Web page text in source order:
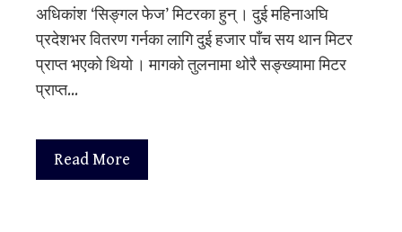
अधिकांश ‘सिङ्गल फेज’ मिटरका हुन् । दुई महिनाअघि
प्रदेशभर वितरण गर्नका लागि दुई हजार पाँच सय थान मिटर
प्राप्त भएको थियो । मागको तुलनामा थोरै सङ्ख्यामा मिटर
प्राप्त…
Read More